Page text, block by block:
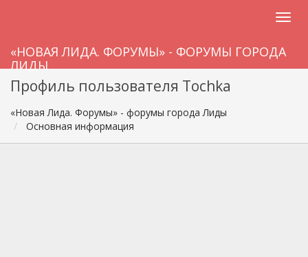
«НОВАЯ ЛИДА. ФОРУМЫ» - ФОРУМЫ ГОРОДА
ЛИДЫ
Профиль пользователя Tochka
«Новая Лида. Форумы» - форумы города Лиды
Основная информация